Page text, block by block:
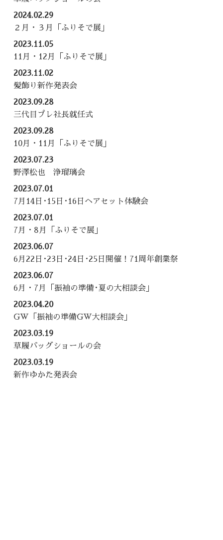
2024.02.29
２月・３月「ふりそで展」
2023.11.05
11月・12月「ふりそで展」
2023.11.02
髪飾り新作発表会
2023.09.28
三代目プレ社長就任式
2023.09.28
10月・11月「ふりそで展」
2023.07.23
野澤松也 浄瑠璃会
2023.07.01
7月14日･15日･16日ヘアセット体験会
2023.07.01
7月・8月「ふりそで展」
2023.06.07
6月22日･23日･24日･25日開催！71周年創業祭
2023.06.07
6月・7月「振袖の準備･夏の大相談会」
2023.04.20
GW「振袖の準備GW大相談会」
2023.03.19
草履バッグショールの会
2023.03.19
新作ゆかた発表会